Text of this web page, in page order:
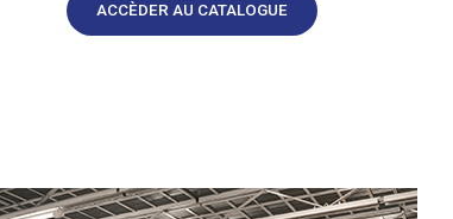
ACCÈDER AU CATALOGUE